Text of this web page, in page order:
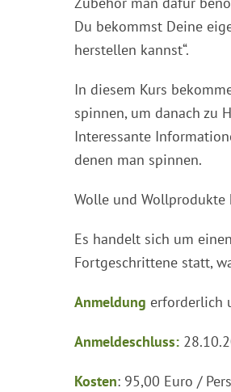
Du bekommst Deine
herstellen kannst“.
In diesem Kurs
spinnen, um danach zu
Interessante
denen man spinnen.
Wolle und Wollprodukte
Es handelt sich um
Fortgeschrittene statt,
Anmeldung erforderlich
Anmeldeschluss:
Kosten: 95,00 Euro /